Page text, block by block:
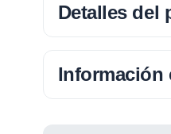
Detalles del
Información